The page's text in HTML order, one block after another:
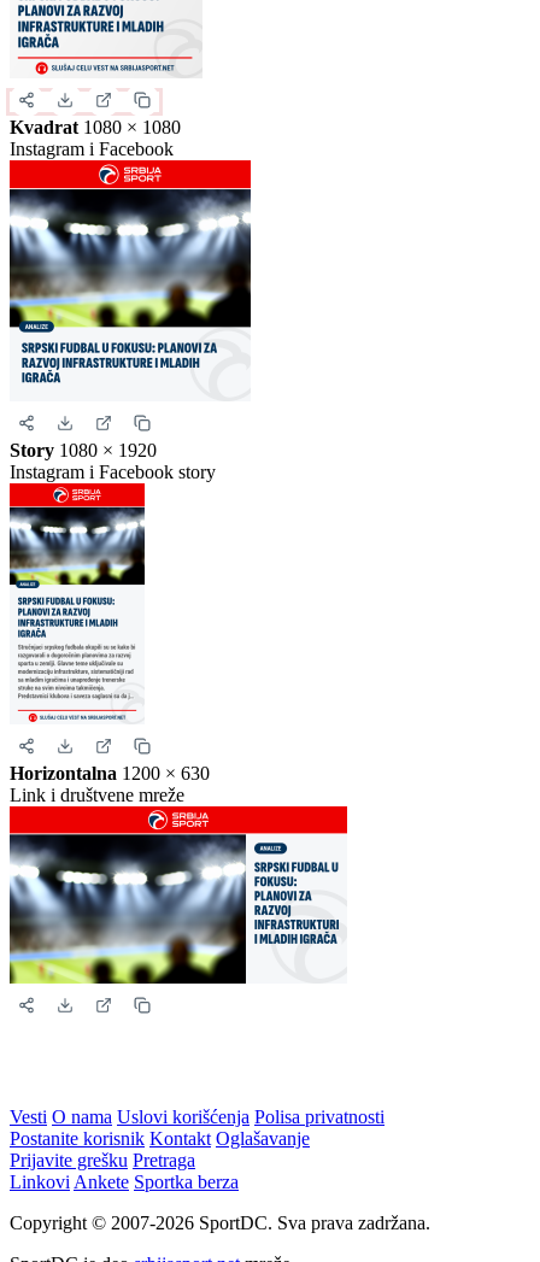
Slika za deljenje
Izaberite format slike.
Ovo je samo generički prikaz izgleda formata. Kliknite na željeni
format da biste generisali stvarnu sliku za ovu vest.
Instagram objava1080 × 1350
Uspravna objava
Kvadrat1080 × 1080
Instagram i Facebook
Story1080 × 1920
Instagram i Facebook story
Horizontalna1200 × 630